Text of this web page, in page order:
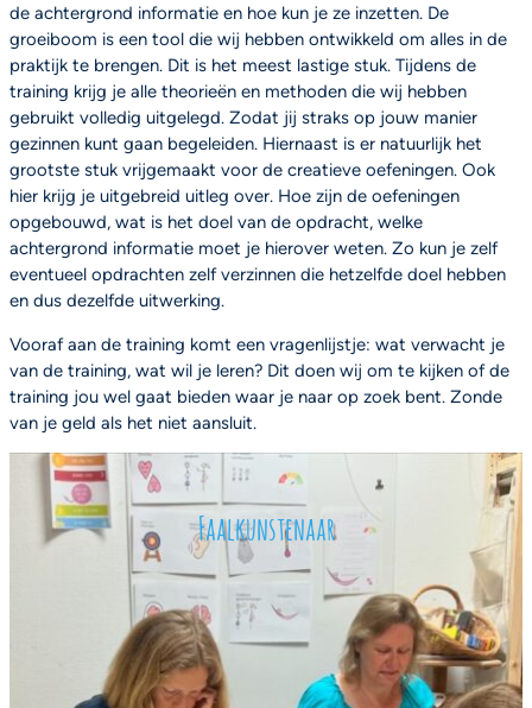
de achtergrond informatie en hoe kun je ze inzetten. De
groeiboom is een tool die wij hebben ontwikkeld om alles in de
praktijk te brengen. Dit is het meest lastige stuk. Tijdens de
training krijg je alle theorieën en methoden die wij hebben
gebruikt volledig uitgelegd. Zodat jij straks op jouw manier
gezinnen kunt gaan begeleiden. Hiernaast is er natuurlijk het
grootste stuk vrijgemaakt voor de creatieve oefeningen. Ook
hier krijg je uitgebreid uitleg over. Hoe zijn de oefeningen
opgebouwd, wat is het doel van de opdracht, welke
achtergrond informatie moet je hierover weten. Zo kun je zelf
eventueel opdrachten zelf verzinnen die hetzelfde doel hebben
en dus dezelfde uitwerking.
Vooraf aan de training komt een vragenlijstje: wat verwacht je
van de training, wat wil je leren? Dit doen wij om te kijken of de
training jou wel gaat bieden waar je naar op zoek bent. Zonde
van je geld als het niet aansluit.
Faalkunstenaar